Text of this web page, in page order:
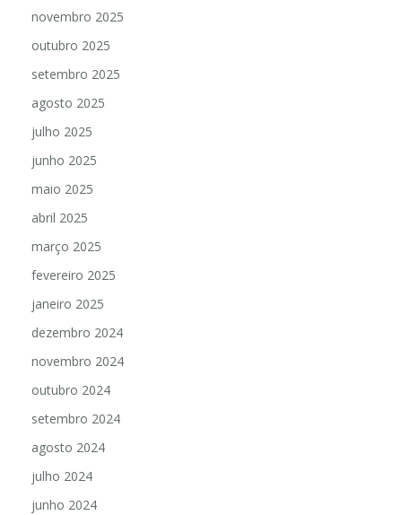
novembro 2025
outubro 2025
setembro 2025
agosto 2025
julho 2025
junho 2025
maio 2025
abril 2025
março 2025
fevereiro 2025
janeiro 2025
dezembro 2024
novembro 2024
outubro 2024
setembro 2024
agosto 2024
julho 2024
junho 2024